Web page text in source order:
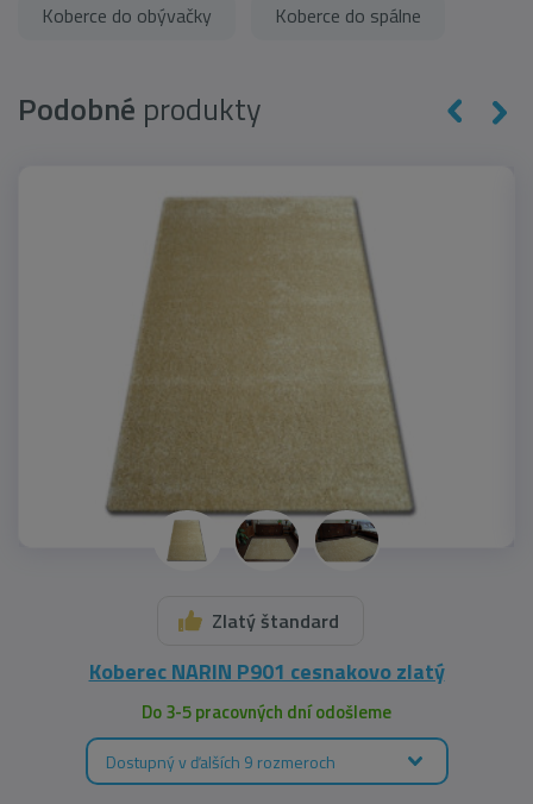
Koberce do obývačky Koberce do spálne
Podobné produkty
Zlatý štandard
Koberec NARIN P901 cesnakovo zlatý
Do 3-5 pracovných dní odošleme
Dostupný v ďalších 9 rozmeroch